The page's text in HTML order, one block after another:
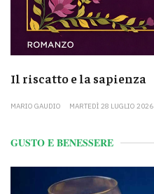
Il riscatto e la sapienza
MARIO GAUDIO MARTEDÌ 28 LUGLIO 2026
GUSTO E BENESSERE